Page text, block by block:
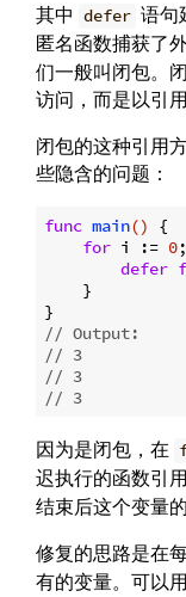
其中 defer 语句
匿名函数捕获了
们一般叫闭包。
访问，而是以引
闭包的这种引用
些隐含的问题：
func main()
{
for i := 0
defer
    }
// Output:
// 3
// 3
// 3
因为是闭包，在
迟执行的函数引
结束后这个变量
修复的思路是在
有的变量。可以